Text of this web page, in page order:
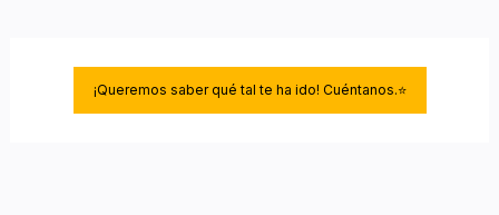
¡Queremos saber qué tal te ha ido! Cuéntanos.⭐